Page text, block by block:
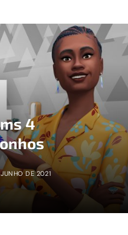
4
DE 2021